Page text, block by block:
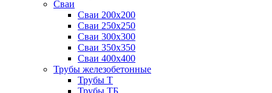
Сваи
Сваи 200х200
Сваи 250х250
Сваи 300х300
Сваи 350х350
Сваи 400х400
Трубы железобетонные
Трубы Т
Трубы ТБ